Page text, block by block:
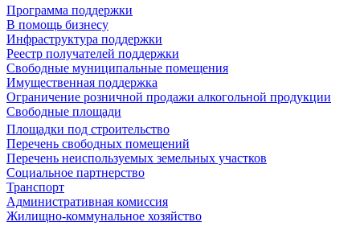
Программа поддержки
В помощь бизнесу
Инфраструктура поддержки
Реестр получателей поддержки
Свободные муниципальные помещения
Имущественная поддержка
Ограничение розничной продажи алкогольной продукции
Свободные площади
Площадки под строительство
Перечень свободных помещений
Перечень неиспользуемых земельных участков
Социальное партнерство
Транспорт
Административная комиссия
Жилищно-коммунальное хозяйство